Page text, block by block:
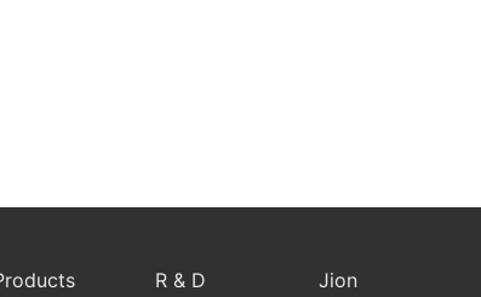
R & D Jion